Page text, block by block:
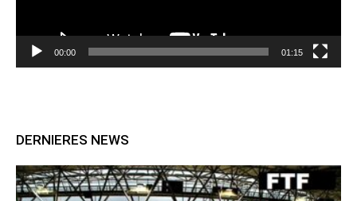
00:00 01:15
DERNIERES NEWS